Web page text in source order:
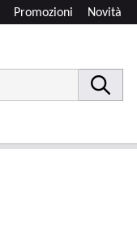
Novità
Promozioni